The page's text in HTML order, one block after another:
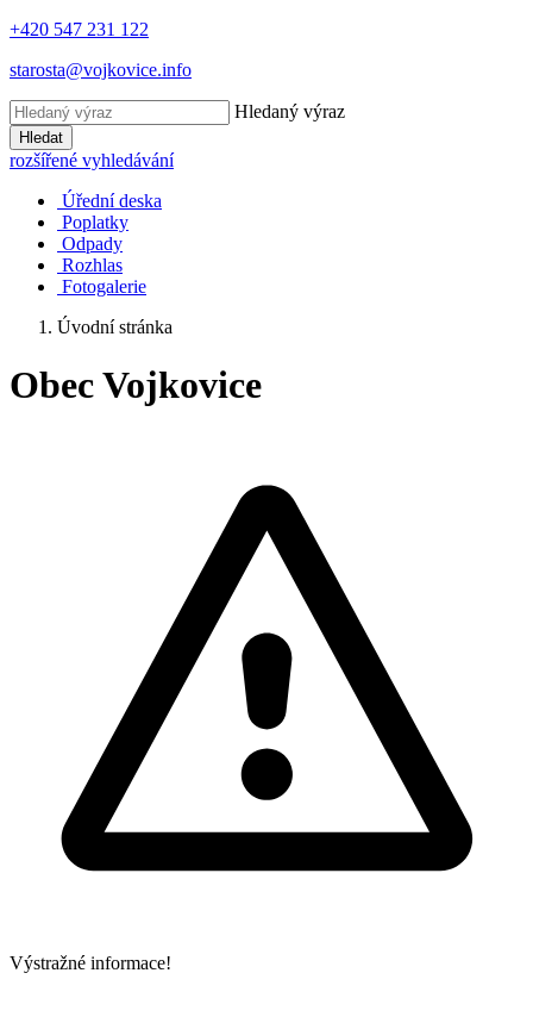
+420 547 231 122
starosta@vojkovice.info
Hledaný výraz
Hledat
rozšířené vyhledávání
Úřední deska
Poplatky
Odpady
Rozhlas
Fotogalerie
Úvodní stránka
Obec Vojkovice
Výstražné informace!